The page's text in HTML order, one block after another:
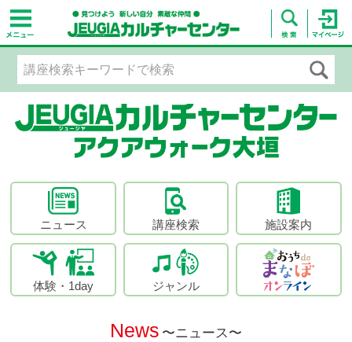
ニュース 講座検索 施設案内
体験・1day ジャンル
News 〜ニュース〜